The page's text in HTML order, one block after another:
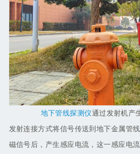
地下管线探测仪通过发射机产
发射连接方式将信号传送到地下金属管
磁信号后，产生感应电流，这一感应电